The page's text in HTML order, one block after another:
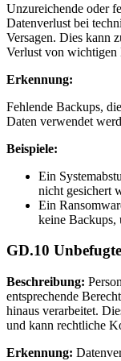
Unzureichende oder
Datenverlust bei
Versagen. Dies kann
Verlust von wichtigen
Erkennung:
Fehlende Backups,
Daten verwendet
Beispiele:
Ein
nicht gesichert
Ein
keine Backups,
GD.10
Beschreibung:
entsprechende
hinaus verarbeitet.
und kann rechtliche
Erkennung: